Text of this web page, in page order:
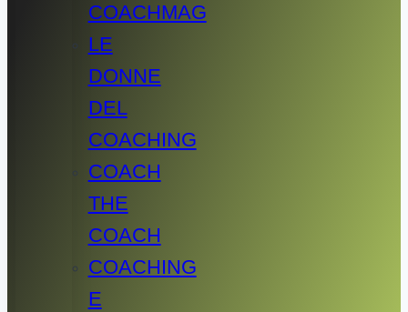
COACHMAG
LE
DONNE
DEL
COACHING
COACH
THE
COACH
COACHING
E